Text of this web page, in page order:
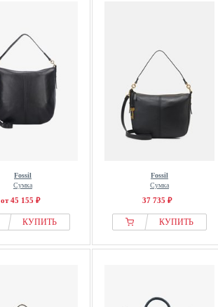
Fossil
Сумка
от 45 155 ₽
КУПИТЬ
Fossil
Сумка
37 735 ₽
КУПИТЬ